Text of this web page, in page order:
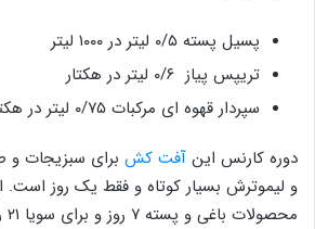
پسیل پسته ۰/۵ لیتر در ۱۰۰۰ لیتر
تریپس پیاز ۰/۶ لیتر در هکتار
سپردار قهوه ای مرکبات ۰/۷۵ لیتر در هکتار
دوره کارنس این آفت کش برای سبزیجات و
و لیموترش بسیار کوتاه و فقط یک روز است.
محصولات باغی و پسته ۷ روز و برای سویا ۲۱ روز است.